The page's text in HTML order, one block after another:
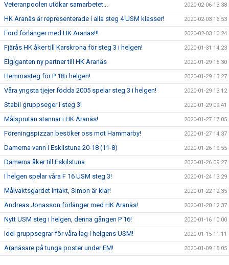
Veteranpoolen utökar samarbetet... 2020-02-06 13:38
HK Aranäs är representerade i alla steg 4 USM klasser! 2020-02-03 16:53
Ford förlänger med HK Aranäs!!! 2020-02-03 10:24
Fjärås HK åker till Karskrona för steg 3 i helgen! 2020-01-31 14:23
Elgiganten ny partner till HK Aranäs 2020-01-29 15:30
Hemmasteg för P 18 i helgen! 2020-01-29 13:27
Våra yngsta tjejer födda 2005 spelar steg 3 i helgen! 2020-01-29 13:12
Stabil gruppseger i steg 3! 2020-01-29 09:41
Målsprutan stannar i HK Aranäs! 2020-01-27 17:05
Föreningspizzan besöker oss mot Hammarby! 2020-01-27 14:37
Damerna vann i Eskilstuna 20-18 (11-8) 2020-01-26 19:55
Damerna åker till Eskilstuna 2020-01-26 09:27
I helgen spelar våra F 16 USM steg 3! 2020-01-24 13:29
Målvaktsgardet intakt, Simon är klar! 2020-01-22 12:35
Andreas Jonasson förlänger med HK Aranäs! 2020-01-20 12:37
Nytt USM steg i helgen, denna gången P 16! 2020-01-16 10:00
Idel gruppsegrar för våra lag i helgens USM! 2020-01-15 11:11
Aranäsare på tunga poster under EM! 2020-01-09 15:05